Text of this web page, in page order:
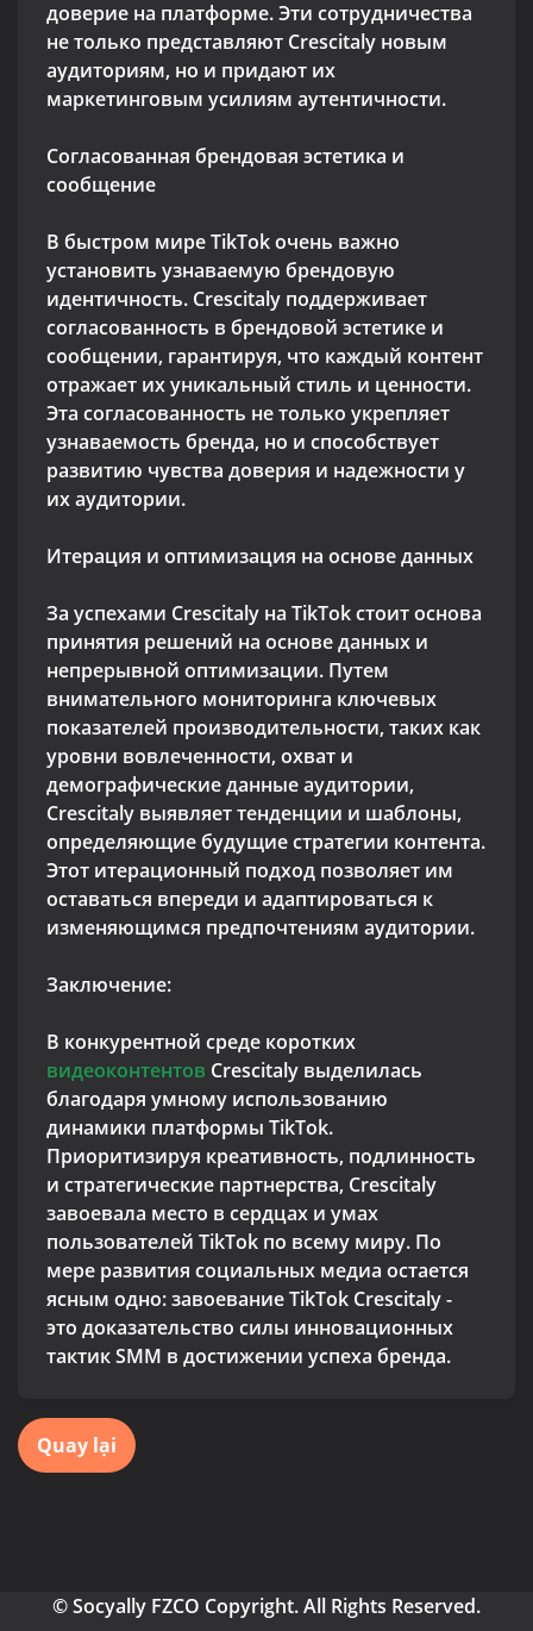
доверие на платформе. Эти сотрудничества
не только представляют Crescitaly новым
аудиториям, но и придают их
маркетинговым усилиям аутентичности.
Согласованная брендовая эстетика и
сообщение
В быстром мире TikTok очень важно
установить узнаваемую брендовую
идентичность. Crescitaly поддерживает
согласованность в брендовой эстетике и
сообщении, гарантируя, что каждый контент
отражает их уникальный стиль и ценности.
Эта согласованность не только укрепляет
узнаваемость бренда, но и способствует
развитию чувства доверия и надежности у
их аудитории.
Итерация и оптимизация на основе данных
За успехами Crescitaly на TikTok стоит основа
принятия решений на основе данных и
непрерывной оптимизации. Путем
внимательного мониторинга ключевых
показателей производительности, таких как
уровни вовлеченности, охват и
демографические данные аудитории,
Crescitaly выявляет тенденции и шаблоны,
определяющие будущие стратегии контента.
Этот итерационный подход позволяет им
оставаться впереди и адаптироваться к
изменяющимся предпочтениям аудитории.
Заключение:
В конкурентной среде коротких
видеоконтентов Crescitaly выделилась
благодаря умному использованию
динамики платформы TikTok.
Приоритизируя креативность, подлинность
и стратегические партнерства, Crescitaly
завоевала место в сердцах и умах
пользователей TikTok по всему миру. По
мере развития социальных медиа остается
ясным одно: завоевание TikTok Crescitaly -
это доказательство силы инновационных
тактик SMM в достижении успеха бренда.
Quay lại
© Socyally FZCO Copyright. All Rights Reserved.